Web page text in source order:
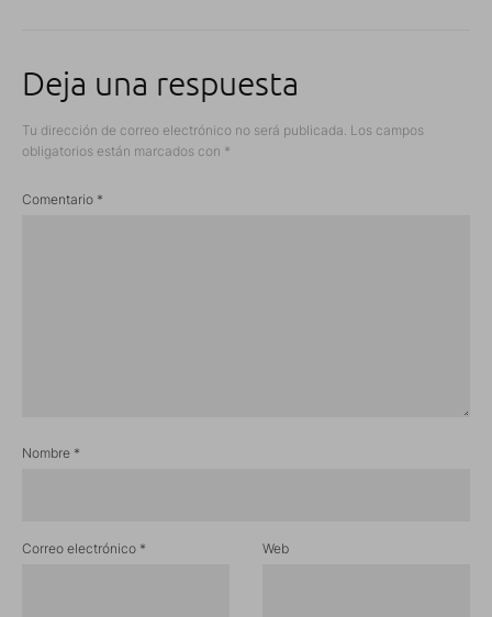
Deja una respuesta
Tu dirección de correo electrónico no será publicada. Los campos
obligatorios están marcados con *
Comentario *
Nombre *
Correo electrónico * Web